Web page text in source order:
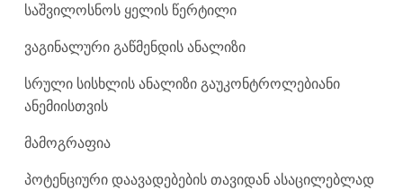
საშვილოსნოს ყელის წერტილი
ვაგინალური გაწმენდის ანალიზი
სრული სისხლის ანალიზი გაუკონტროლებიანი
ანემიისთვის
მამოგრაფია
პოტენციური დაავადებების თავიდან ასაცილებლად